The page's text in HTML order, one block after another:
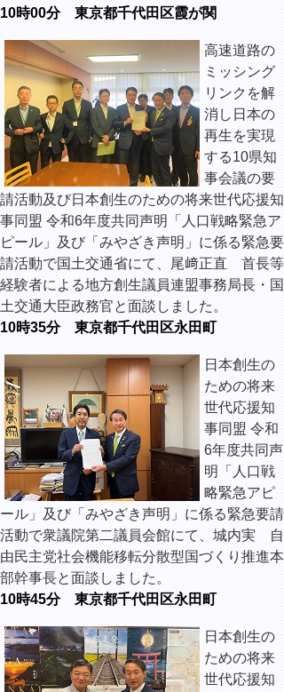
10時00分 東京都千代田区霞が関
高速道路の
ミッシング
リンクを解
消し日本の
再生を実現
する10県知
事会議の要
請活動及び日本創生のための将来世代応援知
事同盟 令和6年度共同声明「人口戦略緊急ア
ピール」及び「みやざき声明」に係る緊急要
請活動で国土交通省にて、尾﨑正直 首長等
経験者による地方創生議員連盟事務局長・国
土交通大臣政務官と面談しました。
10時35分 東京都千代田区永田町
日本創生の
ための将来
世代応援知
事同盟 令和
6年度共同声
明「人口戦
略緊急アピ
ール」及び「みやざき声明」に係る緊急要請
活動で衆議院第二議員会館にて、城内実 自
由民主党社会機能移転分散型国づくり推進本
部幹事長と面談しました。
10時45分 東京都千代田区永田町
日本創生の
ための将来
世代応援知